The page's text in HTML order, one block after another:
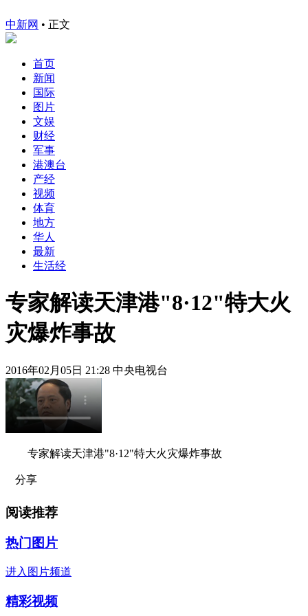
中新网 • 正文
首页
新闻
国际
图片
文娱
财经
军事
港澳台
产经
视频
体育
地方
华人
最新
生活经
专家解读天津港"8·12"特大火
灾爆炸事故
2016年02月05日 21:28 中央电视台
专家解读天津港"8·12"特大火灾爆炸事故
分享
阅读推荐
热门图片
进入图片频道
精彩视频